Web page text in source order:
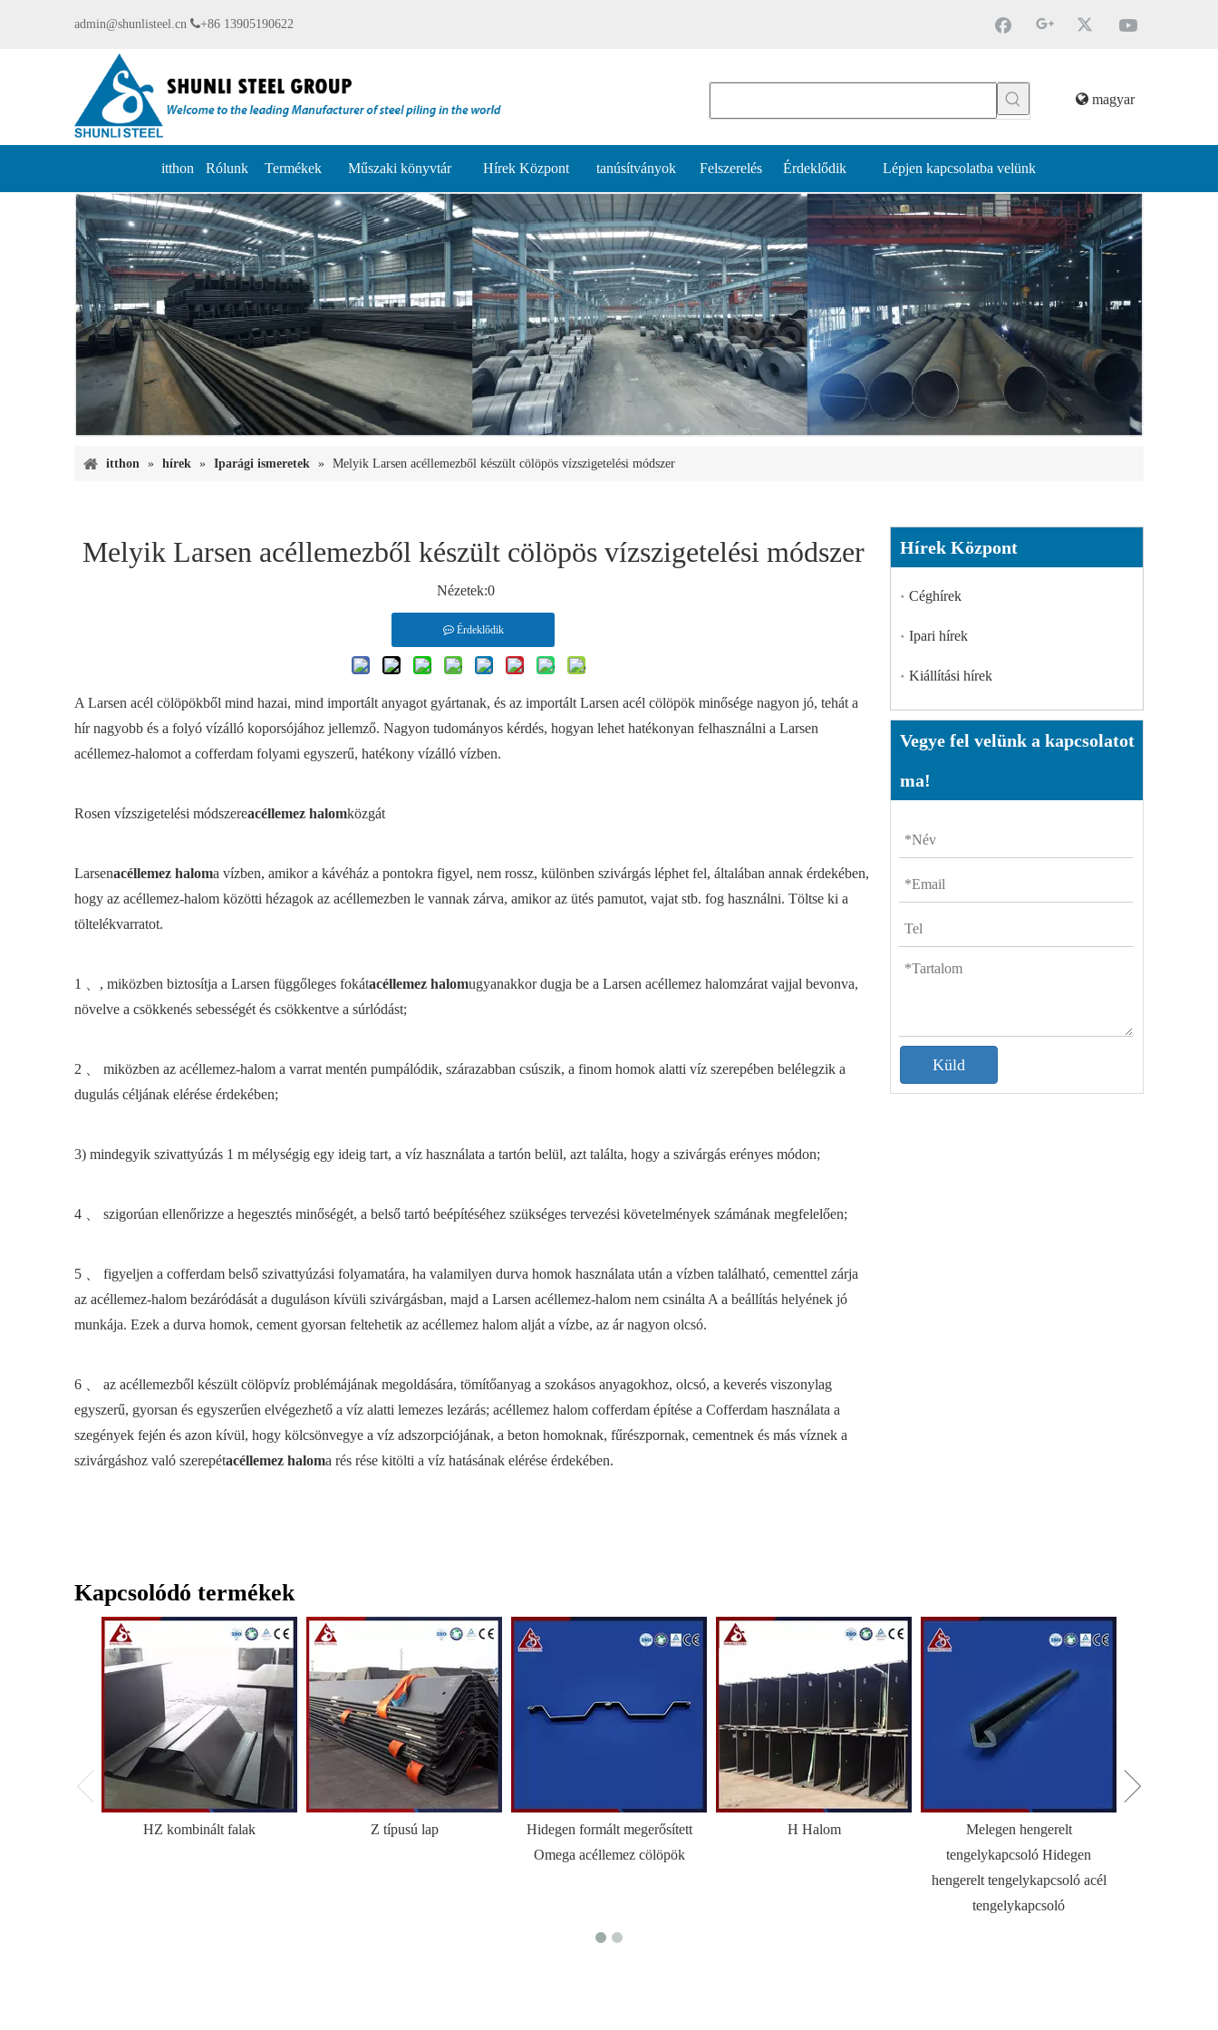
admin@shunlisteel.cn +86 13905190622
magyar
itthon Rólunk Termékek Műszaki könyvtár Hírek Központ tanúsítványok Felszerelés Érdeklődik Lépjen kapcsolatba velünk
itthon » hírek » Iparági ismeretek » Melyik Larsen acéllemezből készült cölöpös vízszigetelési módszer
Melyik Larsen acéllemezből készült cölöpös vízszigetelési módszer
Nézetek:0
Érdeklődik
A Larsen acél cölöpökből mind hazai, mind importált anyagot gyártanak, és az importált Larsen acél cölöpök minősége nagyon jó, tehát a
hír nagyobb és a folyó vízálló koporsójához jellemző. Nagyon tudományos kérdés, hogyan lehet hatékonyan felhasználni a Larsen
acéllemez-halomot a cofferdam folyami egyszerű, hatékony vízálló vízben.
Rosen vízszigetelési módszereacéllemez halomközgát
Larsenacéllemez haloma vízben, amikor a kávéház a pontokra figyel, nem rossz, különben szivárgás léphet fel, általában annak érdekében,
hogy az acéllemez-halom közötti hézagok az acéllemezben le vannak zárva, amikor az ütés pamutot, vajat stb. fog használni. Töltse ki a
töltelékvarratot.
1 、, miközben biztosítja a Larsen függőleges fokátacéllemez halomugyanakkor dugja be a Larsen acéllemez halomzárat vajjal bevonva,
növelve a csökkenés sebességét és csökkentve a súrlódást;
2 、 miközben az acéllemez-halom a varrat mentén pumpálódik, szárazabban csúszik, a finom homok alatti víz szerepében belélegzik a
dugulás céljának elérése érdekében;
3) mindegyik szivattyúzás 1 m mélységig egy ideig tart, a víz használata a tartón belül, azt találta, hogy a szivárgás erényes módon;
4 、 szigorúan ellenőrizze a hegesztés minőségét, a belső tartó beépítéséhez szükséges tervezési követelmények számának megfelelően;
5 、 figyeljen a cofferdam belső szivattyúzási folyamatára, ha valamilyen durva homok használata után a vízben található, cementtel zárja
az acéllemez-halom bezáródását a duguláson kívüli szivárgásban, majd a Larsen acéllemez-halom nem csinálta A a beállítás helyének jó
munkája. Ezek a durva homok, cement gyorsan feltehetik az acéllemez halom alját a vízbe, az ár nagyon olcsó.
6 、 az acéllemezből készült cölöpvíz problémájának megoldására, tömítőanyag a szokásos anyagokhoz, olcsó, a keverés viszonylag
egyszerű, gyorsan és egyszerűen elvégezhető a víz alatti lemezes lezárás; acéllemez halom cofferdam építése a Cofferdam használata a
szegények fején és azon kívül, hogy kölcsönvegye a víz adszorpciójának, a beton homoknak, fűrészpornak, cementnek és más víznek a
szivárgáshoz való szerepétacéllemez haloma rés rése kitölti a víz hatásának elérése érdekében.
Hírek Központ
Céghírek
Ipari hírek
Kiállítási hírek
Vegye fel velünk a kapcsolatot
ma!
Küld
Kapcsolódó termékek
HZ kombinált falak Z típusú lap
Hidegen formált megerősített
Omega acéllemez cölöpök
H Halom
Melegen hengerelt
tengelykapcsoló Hidegen
hengerelt tengelykapcsoló acél
tengelykapcsoló